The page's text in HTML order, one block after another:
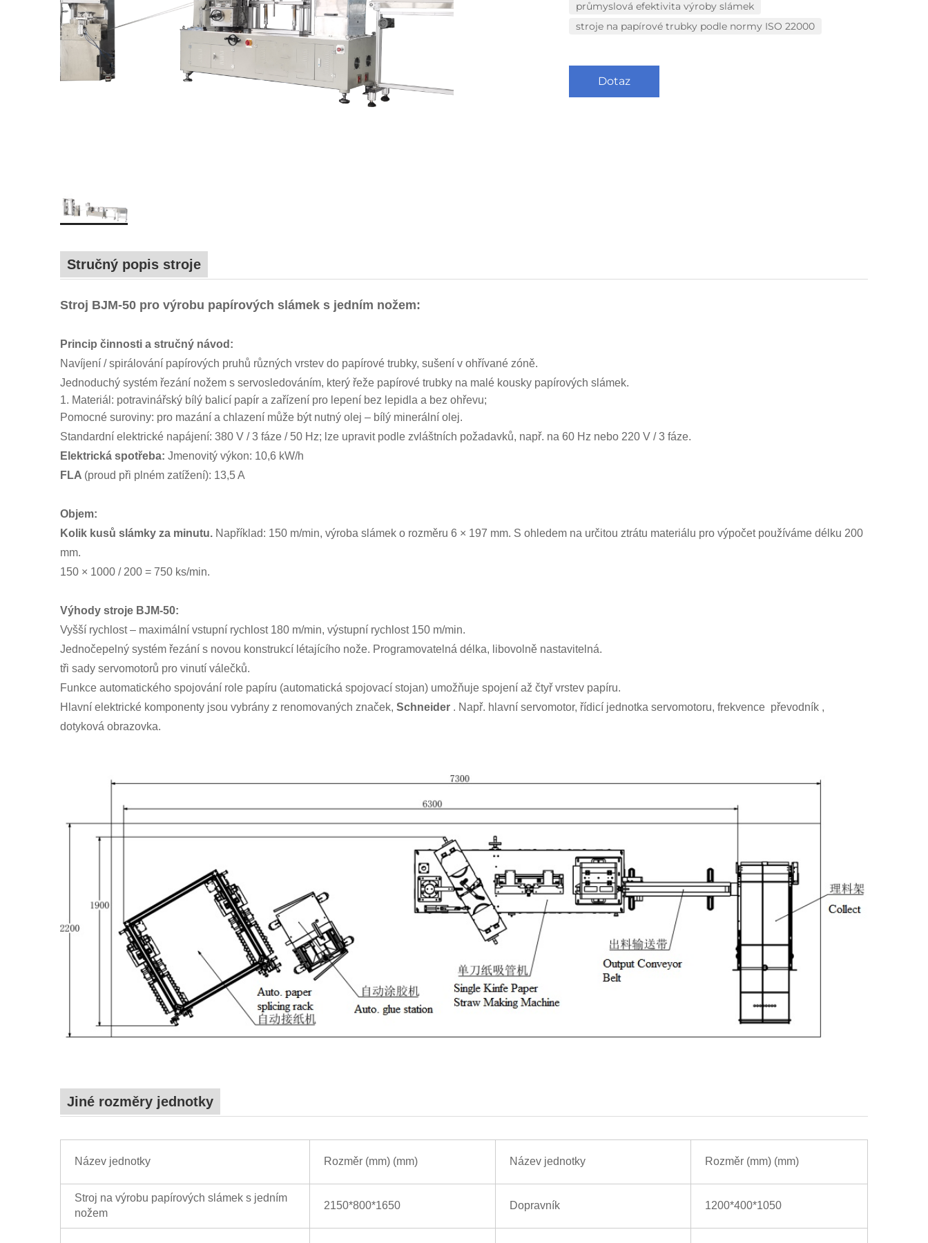
průmyslová efektivita výroby slámek
stroje na papírové trubky podle normy ISO 22000
Dotaz
Stručný popis stroje
Stroj BJM-50 pro výrobu papírových slámek s jedním nožem:
Princip činnosti a stručný návod:
Navíjení / spirálování papírových pruhů různých vrstev do papírové trubky, sušení v ohřívané zóně.
Jednoduchý systém řezání nožem s servosledováním, který řeže papírové trubky na malé kousky papírových slámek.
1. Materiál: potravinářský bílý balicí papír a zařízení pro lepení bez lepidla a bez ohřevu;
Pomocné suroviny: pro mazání a chlazení může být nutný olej – bílý minerální olej.
Standardní elektrické napájení: 380 V / 3 fáze / 50 Hz; lze upravit podle zvláštních požadavků, např. na 60 Hz nebo 220 V / 3 fáze.
Elektrická spotřeba: Jmenovitý výkon: 10,6 kW/h
FLA (proud při plném zatížení): 13,5 A
Objem:
Kolik kusů slámky za minutu. Například: 150 m/min, výroba slámek o rozměru 6 × 197 mm. S ohledem na určitou ztrátu materiálu pro výpočet používáme délku 200
mm.
150 × 1000 / 200 = 750 ks/min.
Výhody stroje BJM-50:
Vyšší rychlost – maximální vstupní rychlost 180 m/min, výstupní rychlost 150 m/min.
Jednočepelný systém řezání s novou konstrukcí létajícího nože. Programovatelná délka, libovolně nastavitelná.
tři sady servomotorů pro vinutí válečků.
Funkce automatického spojování role papíru (automatická spojovací stojan) umožňuje spojení až čtyř vrstev papíru.
Hlavní elektrické komponenty jsou vybrány z renomovaných značek, Schneider . Např. hlavní servomotor, řídicí jednotka servomotoru, frekvence převodník ,
dotyková obrazovka.
Jiné rozměry jednotky
Název jednotky Rozměr (mm) (mm) Název jednotky Rozměr (mm) (mm)
Stroj na výrobu papírových slámek s jedním
nožem
2150*800*1650 Dopravník 1200*400*1050